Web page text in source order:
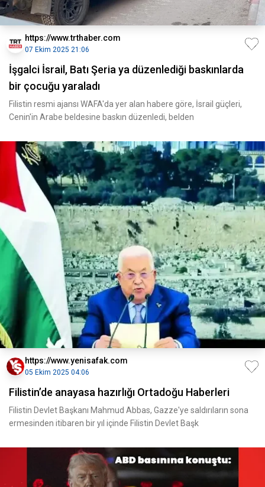
https://www.trthaber.com
07 Ekim 2025 21:06
İşgalci İsrail, Batı Şeria ya düzenlediği baskınlarda
bir çocuğu yaraladı
Filistin resmi ajansı WAFA'da yer alan habere göre, İsrail güçleri,
Cenin'in Arabe beldesine baskın düzenledi, belden
https://www.yenisafak.com
05 Ekim 2025 04:06
Filistin’de anayasa hazırlığı Ortadoğu Haberleri
Filistin Devlet Başkanı Mahmud Abbas, Gazze'ye saldırıların sona
ermesinden itibaren bir yıl içinde Filistin Devlet Başk